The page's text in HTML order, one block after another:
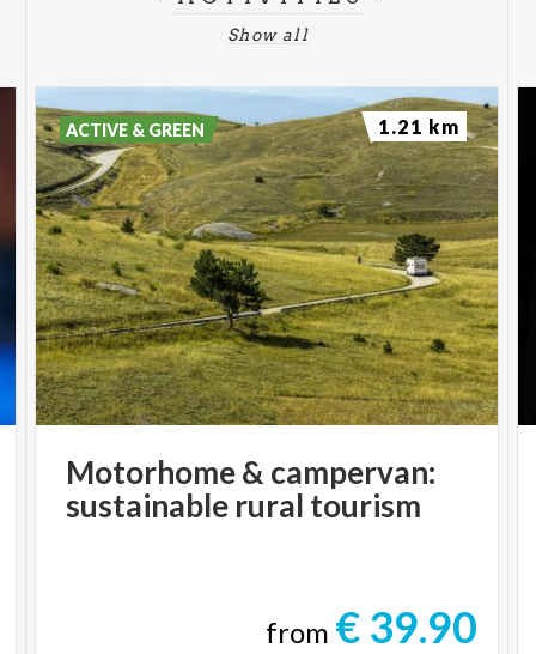
Show all
Motorhome& campervan:
sustainable rural tourism
from € 39.90
ACTIVE & GREEN 1.21 km